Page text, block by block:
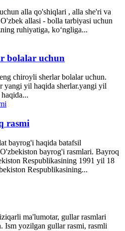
alla qo'shiqlari , alla she'ri va
allasi - bolla tarbiyasi uchun
ruhiyatiga, ko‘ngliga...
bolalar uchun
chiroyli sherlar bolalar uchun.
yangi yil haqida sherlar.yangi yil
rasmi
bayrog'i haqida batafsil
bayrog'i rasmlari. Bayroq
Respublikasining 1991 yil 18
Respublikasining...
ma'lumotar, gullar rasmlari
Ism yozilgan gullar rasmi, rasmli